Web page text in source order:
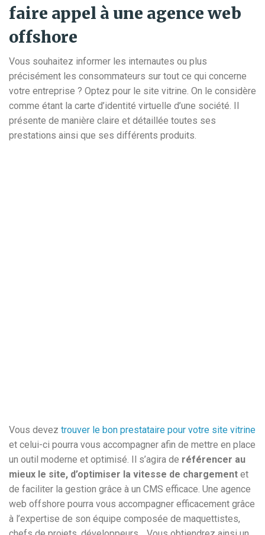
faire appel à une agence web
offshore
Vous souhaitez informer les internautes ou plus
précisément les consommateurs sur tout ce qui concerne
votre entreprise ? Optez pour le site vitrine. On le considère
comme étant la carte d’identité virtuelle d’une société. Il
présente de manière claire et détaillée toutes ses
prestations ainsi que ses différents produits.
Vous devez trouver le bon prestataire pour votre site vitrine
et celui-ci pourra vous accompagner afin de mettre en place
un outil moderne et optimisé. Il s’agira de référencer au
mieux le site, d’optimiser la vitesse de chargement et
de faciliter la gestion grâce à un CMS efficace. Une agence
web offshore pourra vous accompagner efficacement grâce
à l’expertise de son équipe composée de maquettistes,